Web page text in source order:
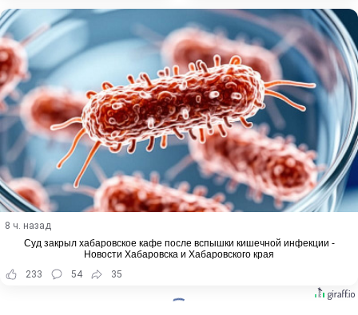
8 ч. назад
Суд закрыл хабаровское кафе после вспышки кишечной инфекции -
Новости Хабаровска и Хабаровского края
233
54 35